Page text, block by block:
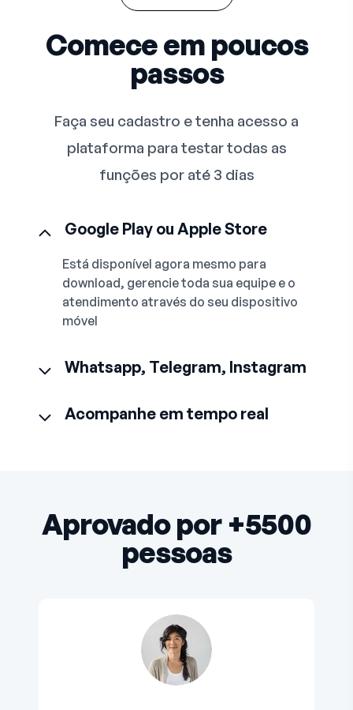
Comece em poucos
passos
Faça seu cadastro e tenha acesso a
plataforma para testar todas as
funções por até 3 dias
Google Play ou Apple Store
Está disponível agora mesmo para
download, gerencie toda sua equipe e o
atendimento através do seu dispositivo
móvel
Whatsapp, Telegram, Instagram
Acompanhe em tempo real
Aprovado por +5500
pessoas